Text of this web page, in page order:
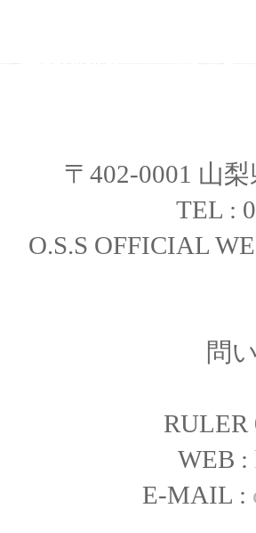
〒402-0001 山
TEL :
O.S.S OFFICIAL
問
RULER
WEB :
E-MAIL :